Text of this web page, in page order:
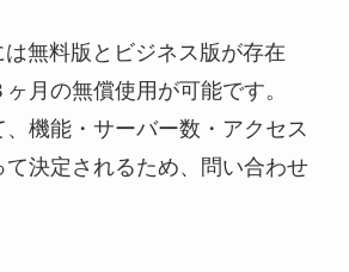
は無料版とビジネス版が存在
月の無償使用が可能です。
機能・サーバー数・アクセス
決定されるため、問い合わせ